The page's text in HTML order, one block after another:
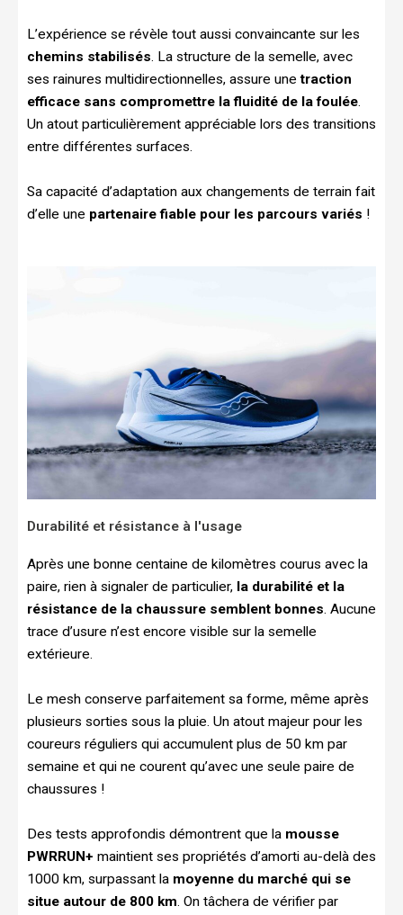
L’expérience se révèle tout aussi convaincante sur les
chemins stabilisés. La structure de la semelle, avec
ses rainures multidirectionnelles, assure unetraction
efficace sans compromettre la fluidité de la foulée.
Un atout particulièrement appréciable lors des transitions
entre différentes surfaces.
Sa capacité d’adaptation aux changements de terrain fait
d’elle une partenaire fiable pour les parcours variés !
Durabilité et résistance à l'usage
Après une bonne centaine de kilomètres courus avec la
paire, rien à signaler de particulier, la durabilité et la
résistance de la chaussure semblent bonnes. Aucune
trace d’usure n’est encore visible sur la semelle
extérieure.
Le mesh conserve parfaitement sa forme, même après
plusieurs sorties sous la pluie. Un atout majeur pour les
coureurs réguliers qui accumulent plus de 50 km par
semaine et qui ne courent qu’avec une seule paire de
chaussures !
Des tests approfondis démontrent que la mousse
PWRRUN+ maintient ses propriétés d’amorti au-delà des
1000 km, surpassant la moyenne du marché qui se
situe autour de 800 km. On tâchera de vérifier par